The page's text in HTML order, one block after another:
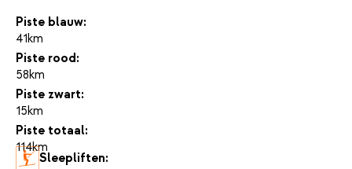
Piste blauw:
41km
Piste rood:
58km
Piste zwart:
15km
Piste totaal:
114km
Sleepliften: